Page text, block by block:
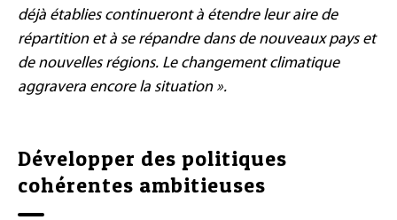
déjà établies continueront à étendre leur aire de
répartition et à se répandre dans de nouveaux pays et
de nouvelles régions. Le changement climatique
aggravera encore la situation ».
Développer des politiques
cohérentes ambitieuses